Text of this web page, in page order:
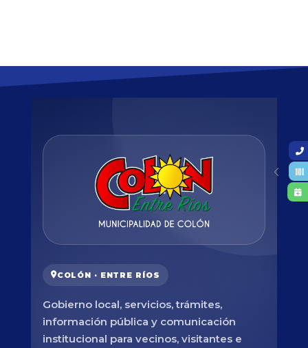
COLÓN · ENTRE RÍOS
Gobierno local, servicios, trámites,
información pública y comunicación
institucional para vecinos, visitantes e